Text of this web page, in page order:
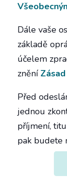
Dále vaše
základě
účelem
znění
Před
jednou
příjmení,
pak budete